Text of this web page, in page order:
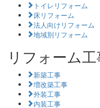
トイレリフォーム
床リフォーム
法人向けリフォーム
地域別リフォーム
リフォーム
新築工事
増改築工事
外装工事
内装工事